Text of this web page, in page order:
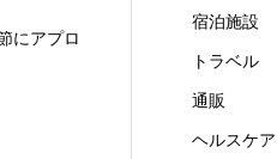
にアプロ
宿泊施設
トラベル
通販
ヘルスケア